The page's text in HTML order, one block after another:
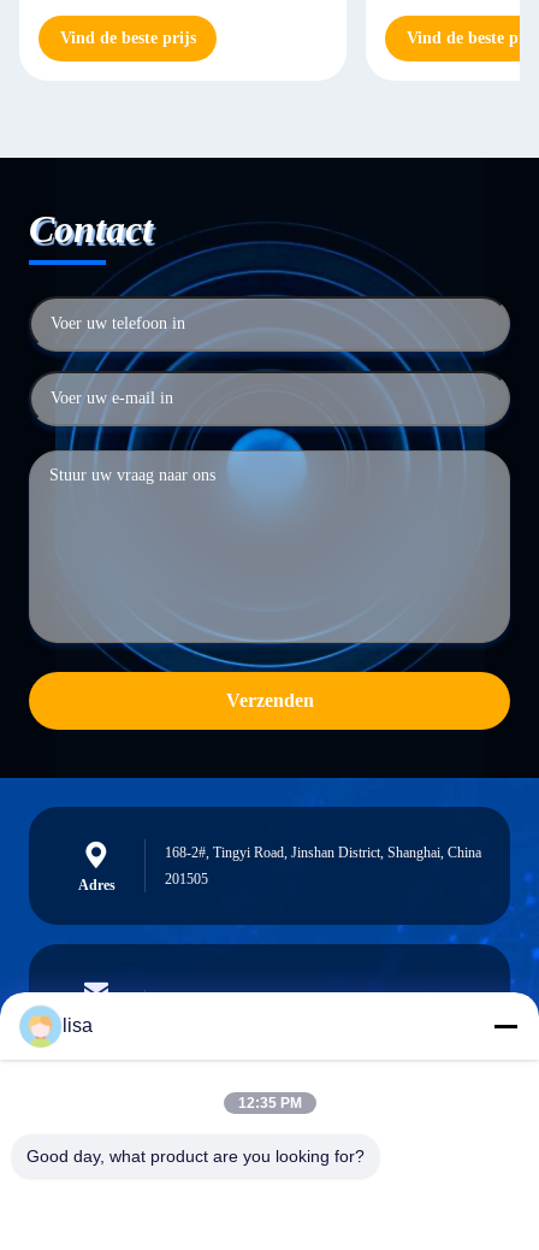
Vind de beste prijs
apparatuur
Vind de beste
Contact
Verzenden
Adres
168-2#, Tingyi Road, Jinshan District, Shanghai, China
201505
E-mail
Telefoon
lisa
12:35 PM
Good day, what product are you looking for?